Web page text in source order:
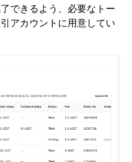
できるよう、必要なトー
アカウントに用意してい